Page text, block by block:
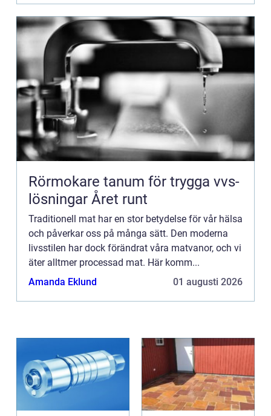
Rörmokare tanum för trygga vvs-
lösningar Året runt
Traditionell mat har en stor betydelse för vår hälsa
och påverkar oss på många sätt. Den moderna
livsstilen har dock förändrat våra matvanor, och vi
äter alltmer processad mat. Här komm...
Amanda Eklund
01 augusti 2026